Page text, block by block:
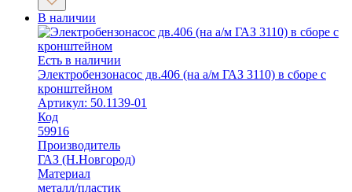
В наличии
Есть в наличии
Электробензонасос дв.406 (на а/м ГАЗ 3110) в сборе с
кронштейном
Артикул: 50.1139-01
Код
59916
Производитель
ГАЗ (Н.Новгород)
Материал
металл/пластик